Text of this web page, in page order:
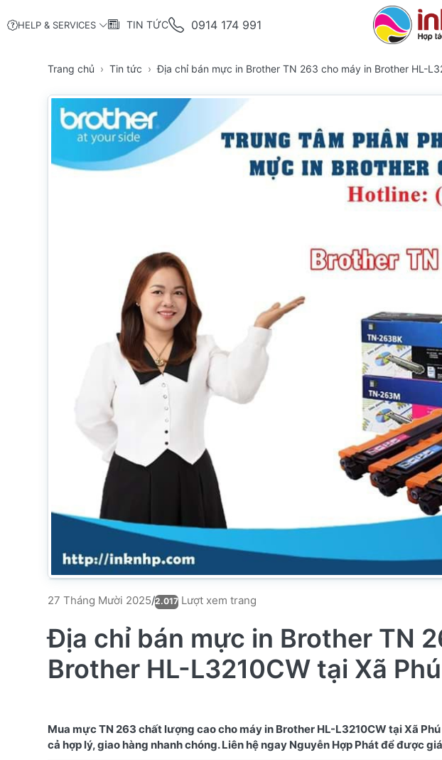
HELP & SERVICES TIN TỨC 0914 174 991
Trang chủ Tin tức Địa chỉ bán mực in Brother TN 263 cho máy in Brother HL-
27 Tháng Mười 2025/2.017 Lượt xem trang
Địa chỉ bán mực in Brother TN
Brother HL-L3210CW tại Xã
Mua mực TN 263 chất lượng cao cho máy in Brother HL-L3210CW tại Xã